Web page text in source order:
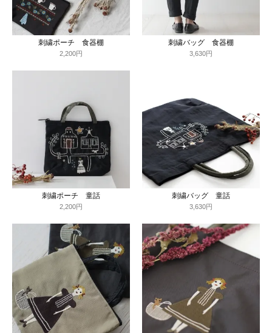
刺繍ポーチ 食器棚
2,200円
刺繍バッグ 食器棚
3,630円
刺繍ポーチ 童話
2,200円
刺繍バッグ 童話
3,630円